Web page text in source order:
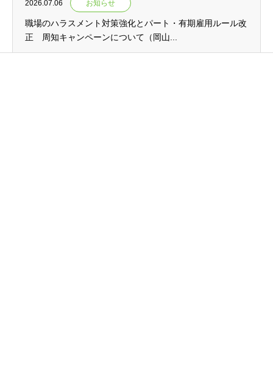
2026.07.06 お知らせ
職場のハラスメント対策強化とパート・有期雇用ルール改
正 周知キャンペーンについて（岡山...